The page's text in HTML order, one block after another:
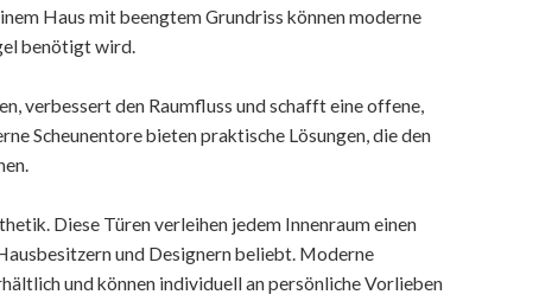
Haus mit beengtem Grundriss können moderne
benötigt wird.
verbessert den Raumfluss und schafft eine offene,
Scheunentore bieten praktische Lösungen, die den
Diese Türen verleihen jedem Innenraum einen
und Designern beliebt. Moderne
und können individuell an persönliche Vorlieben